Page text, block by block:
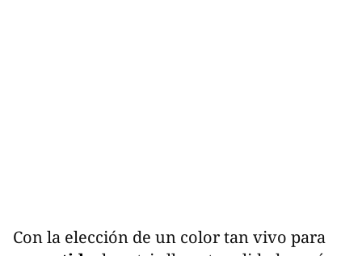
Con la elección de un color tan vivo para